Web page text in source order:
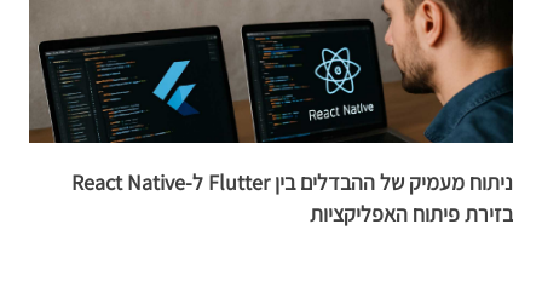
ניתוח מעמיק של ההבדלים בין Flutter ל-React Native
בזירת פיתוח האפליקציות